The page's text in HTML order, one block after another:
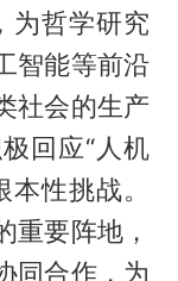
为哲学研究
智能等前沿
社会的生产
回应“人机
性挑战。
重要阵地，
同合作，为